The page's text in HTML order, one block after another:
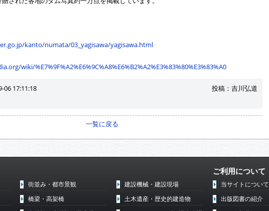
kanto/numata/03_yagisawa/yagisawa.html
wiki/%E7%9F%A2%E6%9C%A8%E6%B2%A2%E3%83%80%E3%83%A0
17:11:18 投稿：吉川弘道
一覧に戻る
街並み・都市景観
橋梁・高架橋
建設機械・建設現場
土木遺産・歴史的建造物
ご利用について
当サイトについて
出版図書の紹介